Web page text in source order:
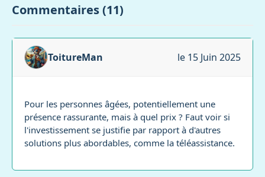
Commentaires (11)
ToitureMan le 15 Juin 2025
Pour les personnes âgées, potentiellement une
présence rassurante, mais à quel prix ? Faut voir si
l'investissement se justifie par rapport à d'autres
solutions plus abordables, comme la téléassistance.